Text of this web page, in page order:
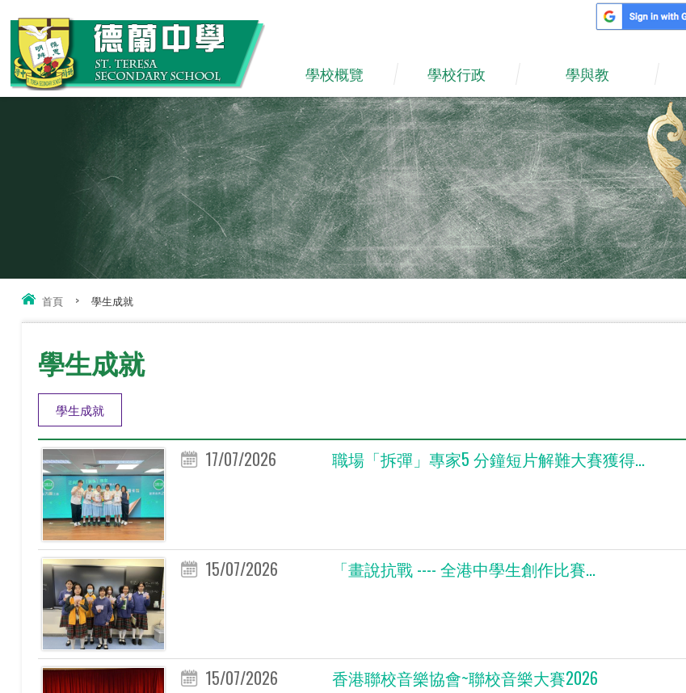
學校概覽 學校行政 學與教
首頁 > 學生成就
學生成就
學生成就
17/07/2026 職場「拆彈」專家5 分鐘短片解難大賽獲得...
15/07/2026 「畫說抗戰 ---- 全港中學生創作比賽...
15/07/2026 香港聯校音樂協會~聯校音樂大賽2026